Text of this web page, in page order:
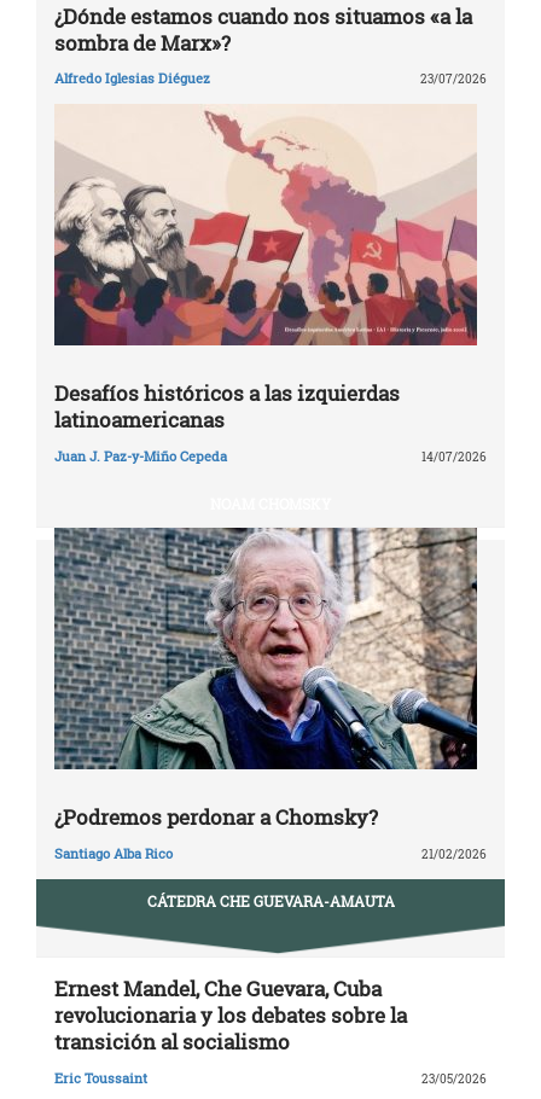
¿Dónde estamos cuando nos situamos «a la
sombra de Marx»?
Alfredo Iglesias Diéguez 23/07/2026
Desafíos históricos a las izquierdas
latinoamericanas
Juan J. Paz-y-Miño Cepeda 14/07/2026
¿Podremos perdonar a Chomsky?
Santiago Alba Rico 21/02/2026
CÁTEDRA CHE GUEVARA-AMAUTA
Ernest Mandel, Che Guevara, Cuba
revolucionaria y los debates sobre la
transición al socialismo
Eric Toussaint 23/05/2026